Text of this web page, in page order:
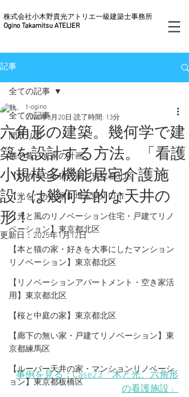
株式会社小木野貴光アトリエ一級建築士事務所
Ogino Takamitsu ATELIER
記事
全ての記事
間取り図
猫と暮らす家の計画
【斜め４０do猫の家】東京都北区
【光をつかむ家】埼玉県川口市
【光と風のリノベーション住宅・戸建てリノ
ベーション】東京都北区
【本と猫の家・好きを大事にしたマンション
リノベーション】東京都北区
【リノベーションアパートメント・空き家活
用】東京都北区
【桜と中庭の家】東京都北区
【廊下の無い家・戸建てリノベーション】東
京都練馬区
【ルーバー天井の家・マンションリノベーシ
ョン】東京都板橋区
全ての記事
六角形の建築。幾何学で建
築を設計する方法。「看護
小規模多機能居宅介護施
設」は幾何学的な天井の
形！
t-ogino
2020年3月20日 読了時間: 13分
更新日： 2025年1月12日
事例を見る：Case23「木と光、六角形
の看護施設」